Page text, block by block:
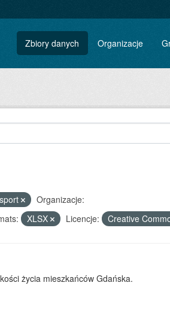
Zbiory danych Organizacje
Organizacje:
XLSX Licencje: Creative
życia mieszkańców Gdańska.